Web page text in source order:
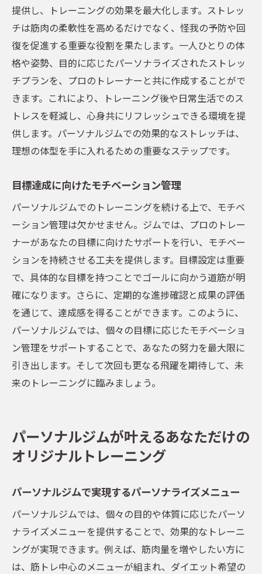
提供し、トレーニングの効果を最大化します。ストレッ
チは筋肉の柔軟性を高めるだけでなく、怪我の予防や回
復を促進する重要な役割を果たします。一人ひとりの体
格や姿勢、目的に応じたパーソナライズされたストレッ
チプランを、プロのトレーナーと共に作成することがで
きます。これにより、トレーニング後や日常生活でのス
トレスを軽減し、心身共にリフレッシュできる環境を提
供します。パーソナルジムでの効果的なストレッチは、
理想の体型を手に入れるための重要なステップです。
目標達成に向けたモチベーション管理
パーソナルジムでのトレーニングを続ける上で、モチベ
ーション管理は欠かせません。ジムでは、プロのトレー
ナーがあなたの目標に向けたサポートを行い、モチベー
ションを持続させる工夫を提供します。目標設定は重要
で、具体的な目標を持つことでゴールに向かう道筋が明
確になります。さらに、定期的な進捗確認と成果の評価
を通じて、達成感を得ることができます。このように、
パーソナルジムでは、個々の目標に応じたモチベーショ
ン管理をサポートすることで、あなたの努力を最大限に
引き出します。そして次回も更なる飛躍を期待して、未
来のトレーニングに臨みましょう。
パーソナルジムが叶えるあなただけの
オリジナルトレーニング
パーソナルジムで実現するパーソナライズメニュー
パーソナルジムでは、個々の目的や体質に応じたパーソ
ナライズメニューを提供することで、効果的なトレーニ
ングが実現できます。例えば、筋肉量を増やしたい方に
は、筋トレ中心のメニューが組まれ、ダイエット希望の